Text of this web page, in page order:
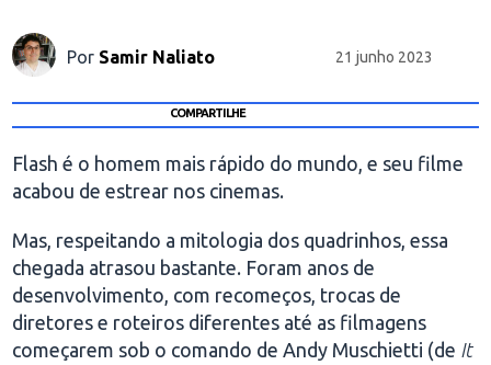
Por Samir Naliato 21 junho 2023
COMPARTILHE
Flash é o homem mais rápido do mundo, e seu filme
acabou de estrear nos cinemas.
Mas, respeitando a mitologia dos quadrinhos, essa
chegada atrasou bastante. Foram anos de
desenvolvimento, com recomeços, trocas de
diretores e roteiros diferentes até as filmagens
começarem sob o comando de Andy Muschietti (de It